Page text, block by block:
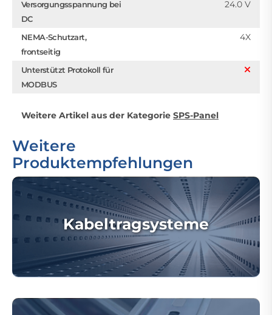
Versorgungsspannung bei
DC
24.0 V
NEMA-Schutzart,
frontseitig
4X
Unterstützt Protokoll für
MODBUS
Weitere Artikel aus der Kategorie SPS-Panel
Weitere
Produktempfehlungen
Kabeltragsysteme